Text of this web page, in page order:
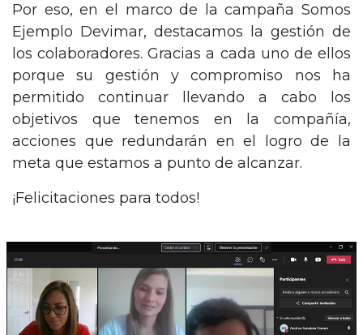
Por eso, en el marco de la campaña Somos
Ejemplo Devimar, destacamos la gestión de
los colaboradores. Gracias a cada uno de ellos
porque su gestión y compromiso nos ha
permitido continuar llevando a cabo los
objetivos que tenemos en la compañía,
acciones que redundarán en el logro de la
meta que estamos a punto de alcanzar.
¡Felicitaciones para todos!